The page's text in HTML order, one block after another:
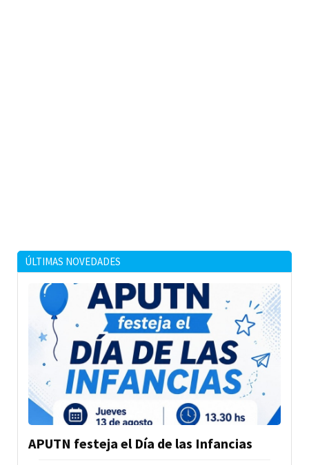
ÚLTIMAS NOVEDADES
APUTN festeja el Día de las Infancias